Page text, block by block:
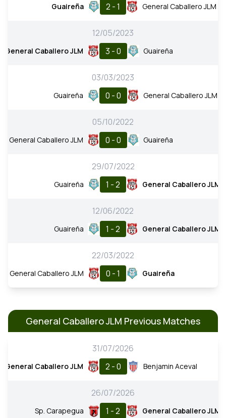
Guaireña 2 - 1 General Caballero JLM
12/05/2023
General Caballero JLM 3 - 0 Guaireña
03/03/2023
Guaireña 0 - 0 General Caballero JLM
05/10/2022
General Caballero JLM 0 - 0 Guaireña
29/07/2022
Guaireña 1 - 2 General Caballero JLM
12/06/2022
Guaireña 1 - 2 General Caballero JLM
22/03/2022
General Caballero JLM 0 - 1 Guaireña
General Caballero JLM Previous Matches
31/07/2026
General Caballero JLM 2 - 0 Benjamin Aceval
26/07/2026
Sp. Carapegua 1 - 2 General Caballero JLM